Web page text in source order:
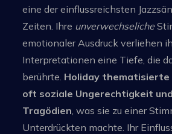
eine der einflussreichsten
Zeiten. Ihre unverwechseliche
emotionaler Ausdruck verliehen
Interpretationen eine Tiefe, die
berührte. Holiday thematisierte
oft soziale Ungerechtigkeit
Tragödien, was sie zu einer
Unterdrückten machte. Ihr